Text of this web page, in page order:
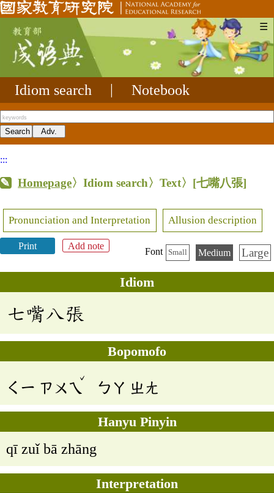
☰
Idiom search Notebook
:::
Homepage〉Idiom search〉Text〉 [七嘴八張]
Pronunciation and Interpretation Allusion description
Print Add note
Font Small Medium Large
Idiom
七嘴八張
Bopomofo
ㄑㄧ ㄗㄨㄟ
ˇ
ㄅㄚ ㄓㄤ
Hanyu Pinyin
qī zuǐ bā zhāng
Interpretation